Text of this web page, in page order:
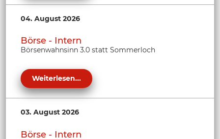
04. August 2026
Börse - Intern
Börsenwahnsinn 3.0 statt Sommerloch
Weiterlesen...
03. August 2026
Börse - Intern